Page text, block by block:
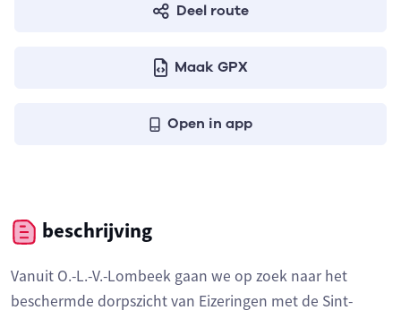
Deel route
Maak GPX
Open in app
beschrijving
Vanuit O.-L.-V.-Lombeek gaan we op zoek naar het
beschermde dorpszicht van Eizeringen met de Sint-